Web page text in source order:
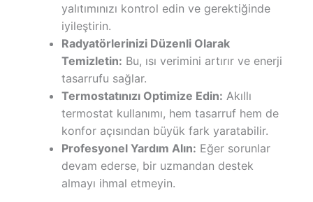
yalıtımınızı kontrol edin ve gerektiğinde
iyileştirin.
Radyatörlerinizi Düzenli Olarak
Temizletin: Bu, ısı verimini artırır ve enerji
tasarrufu sağlar.
Termostatınızı Optimize Edin: Akıllı
termostat kullanımı, hem tasarruf hem de
konfor açısından büyük fark yaratabilir.
Profesyonel Yardım Alın: Eğer sorunlar
devam ederse, bir uzmandan destek
almayı ihmal etmeyin.